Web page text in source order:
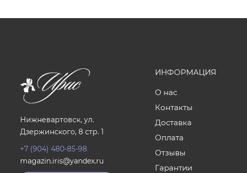
Нижневартовск, ул.
Дзержинского, 8 стр. 1
+7 (904) 480-85-98
magazin.iris@yandex.ru
ИНФОРМАЦИЯ
О нас
Контакты
Доставка
Оплата
Отзывы
Гарантии